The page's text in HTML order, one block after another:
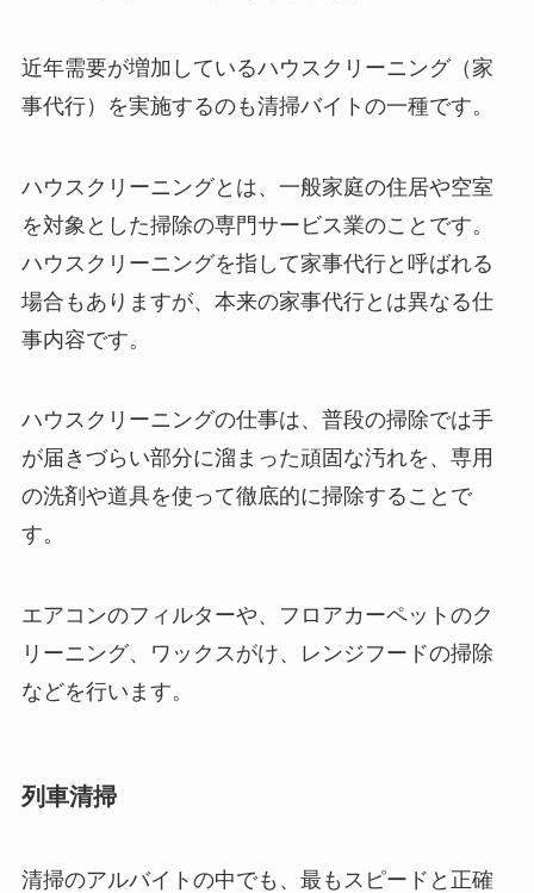
近年需要が増加しているハウスクリーニング（家
事代行）を実施するのも清掃バイトの一種です。
ハウスクリーニングとは、一般家庭の住居や空室
を対象とした掃除の専門サービス業のことです。
ハウスクリーニングを指して家事代行と呼ばれる
場合もありますが、本来の家事代行とは異なる仕
事内容です。
ハウスクリーニングの仕事は、普段の掃除では手
が届きづらい部分に溜まった頑固な汚れを、専用
の洗剤や道具を使って徹底的に掃除することで
す。
エアコンのフィルターや、フロアカーペットのク
リーニング、ワックスがけ、レンジフードの掃除
などを行います。
列車清掃
清掃のアルバイトの中でも、最もスピードと正確